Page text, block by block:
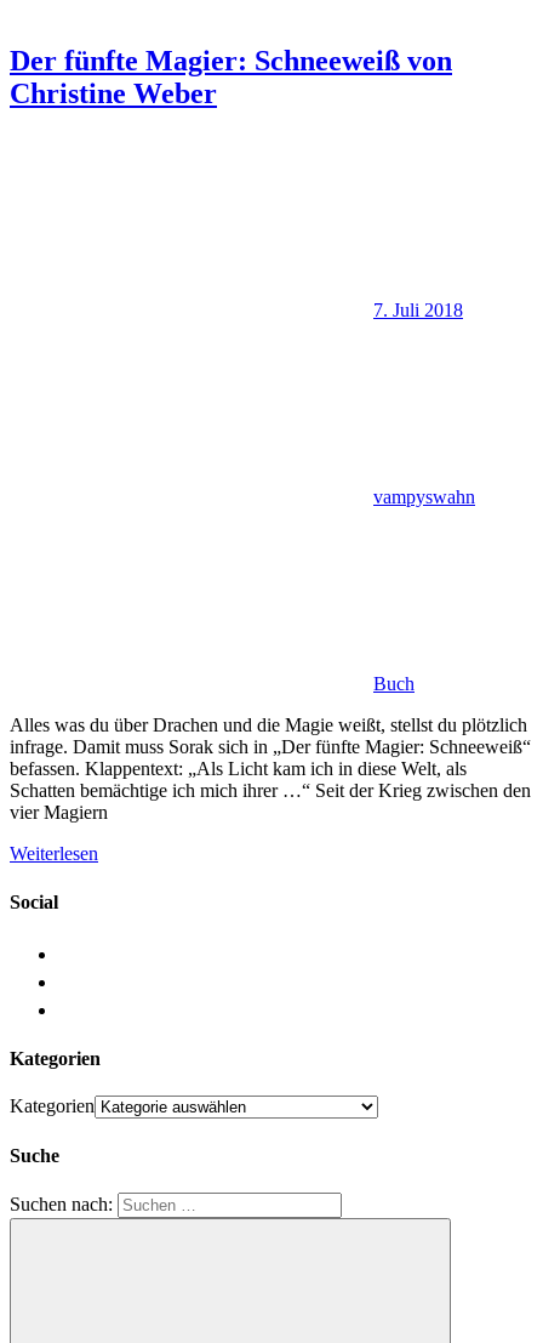
Der fünfte Magier: Schneeweiß von
Christine Weber
7. Juli 2018
vampyswahn
Buch
Alles was du über Drachen und die Magie weißt, stellst du plötzlich
infrage. Damit muss Sorak sich in „Der fünfte Magier: Schneeweiß“
befassen. Klappentext: „Als Licht kam ich in diese Welt, als
Schatten bemächtige ich mich ihrer …“ Seit der Krieg zwischen den
vier Magiern
Weiterlesen
Social
Kategorien
Kategorien
Suche
Suchen nach: